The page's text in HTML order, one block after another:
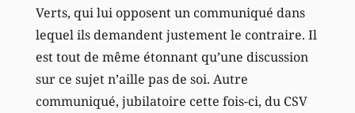
Verts, qui lui opposent un communiqué dans
lequel ils demandent justement le contraire. Il
est tout de même étonnant qu’une discussion
sur ce sujet n’aille pas de soi. Autre
communiqué, jubilatoire cette fois-ci, du CSV